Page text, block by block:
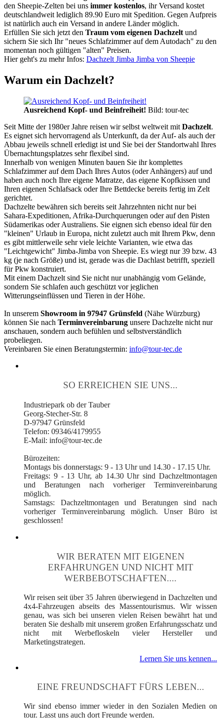
den Sheepie-Zelten bei uns immer kostenlos, ihr Versand kostet
deutschlandweit lediglich 89.90 Euro mit Spedition. Gegen Aufpreis
ist natürlich auch ein Versand in andere Länder möglich.
Erfüllen Sie sich jetzt den Traum vom eigenen Dachzelt und
sichern Sie sich Ihr "neues Schlafzimmer auf dem Autodach" zu den
momentan noch gültigen "alten" Preisen.
Hier geht's zu mehr Infos: Dachzelt Jimba Jimba von Sheepie
Warum ein Dachzelt?
Ausreichend Kopf- und Beinfreiheit! Bild: tour-tec
Seit Mitte der 1980er Jahre reisen wir selbst weltweit mit Dachzelt.
Es eignet sich hervorragend als Unterkunft, da der Auf- als auch der
Abbau jeweils schnell erledigt ist und Sie bei der Standortwahl Ihres
Übernachtungsplatzes sehr flexibel sind.
Innerhalb von wenigen Minuten bauen Sie ihr komplettes
Schlafzimmer auf dem Dach Ihres Autos (oder Anhängers) auf und
haben auch noch Ihre eigene Matratze, das eigene Kopfkissen und
Ihren eigenen Schlafsack oder Ihre Bettdecke bereits fertig im Zelt
gerichtet.
Dachzelte bewähren sich bereits seit Jahrzehnten nicht nur bei
Sahara-Expeditionen, Afrika-Durchquerungen oder auf den Pisten
Südamerikas oder Australiens. Sie eignen sich ebenso ideal für den
"kleinen" Urlaub in Europa, nicht zuletzt auch mit Ihrem Pkw, denn
es gibt mittlerweile sehr viele leichte Varianten, wie etwa das
"Leichtgewicht" Jimba-Jimba von Sheepie. Es wiegt nur 39 bzw. 43
kg (je nach Größe) und ist, gerade was die Dachlast betrifft, speziell
für Pkw konstruiert.
Mit einem Dachzelt sind Sie nicht nur unabhängig vom Gelände,
sondern Sie schlafen auch geschützt vor jeglichen
Witterungseinflüssen und Tieren in der Höhe.
In unserem Showroom in 97947 Grünsfeld (Nähe Würzburg)
können Sie nach Terminvereinbarung unsere Dachzelte nicht nur
anschauen, sondern auch befühlen und selbstverständlich
probeliegen.
Vereinbaren Sie einen Beratungstermin: info@tour-tec.de
SO ERREICHEN SIE UNS...
Industriepark ob der Tauber
Georg-Stecher-Str. 8
D-97947 Grünsfeld
Telefon: 09346/4179955
E-Mail: info@tour-tec.de
Bürozeiten:
Montags bis donnerstags: 9 - 13 Uhr und 14.30 - 17.15 Uhr.
Freitags: 9 - 13 Uhr, ab 14.30 Uhr sind Dachzeltmontagen
und Beratungen nach vorheriger Terminvereinbarung
möglich.
Samstags: Dachzeltmontagen und Beratungen sind nach
vorheriger Terminvereinbarung möglich. Unser Büro ist
geschlossen!
WIR BERATEN MIT EIGENEN
ERFAHRUNGEN UND NICHT MIT
WERBEBOTSCHAFTEN....
Wir reisen seit über 35 Jahren überwiegend in Dachzelten und
4x4-Fahrzeugen abseits des Massentourismus. Wir wissen
genau, was sich bei unseren vielen Reisen bewährt hat und
beraten Sie deshalb mit unserem großen Erfahrungsschatz und
nicht mit Werbefloskeln vieler Hersteller und
Marketingstrategen.
Lernen Sie uns kennen...
EINE FREUNDSCHAFT FÜRS LEBEN...
Wir sind ebenso immer wieder in den Sozialen Medien on
tour. Lasst uns auch dort Freunde werden.